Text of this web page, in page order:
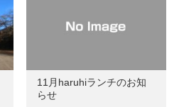
11月haruhiランチのお知
らせ